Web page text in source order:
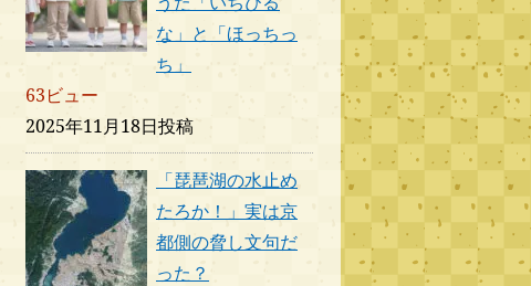
な」と「ほっちっ
ち」
63ビュー
2025年11月18日投稿
「琵琶湖の水止め
たろか！」実は京
都側の脅し文句だ
った？